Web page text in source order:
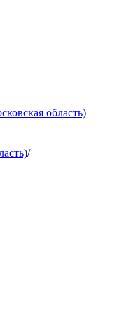
область)
/